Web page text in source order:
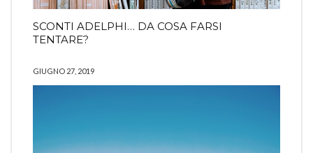
SCONTI ADELPHI… DA COSA FARSI
TENTARE?
GIUGNO 27, 2019